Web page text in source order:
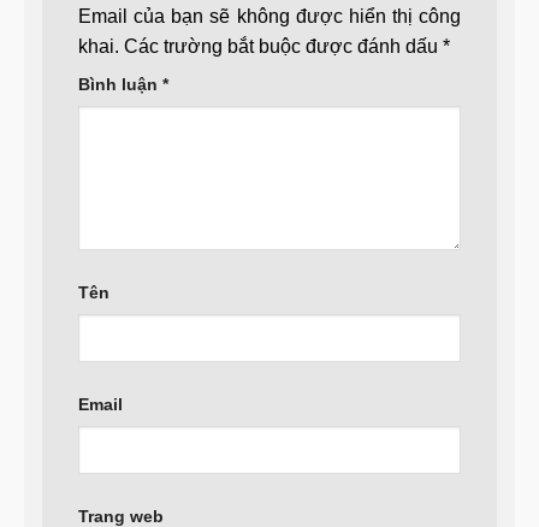
Email của bạn sẽ không được hiển thị công
khai. Các trường bắt buộc được đánh dấu *
Bình luận *
Tên
Email
Trang web